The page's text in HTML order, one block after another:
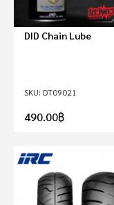
DT09021
DID Chain Lube
490.00฿